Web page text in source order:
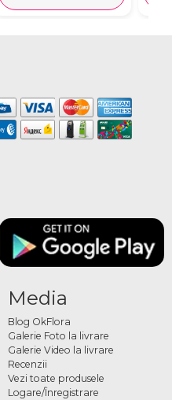
Media
Blog OkFlora
Galerie Foto la livrare
Galerie Video la livrare
Recenzii
Vezi toate produsele
Logare/Înregistrare